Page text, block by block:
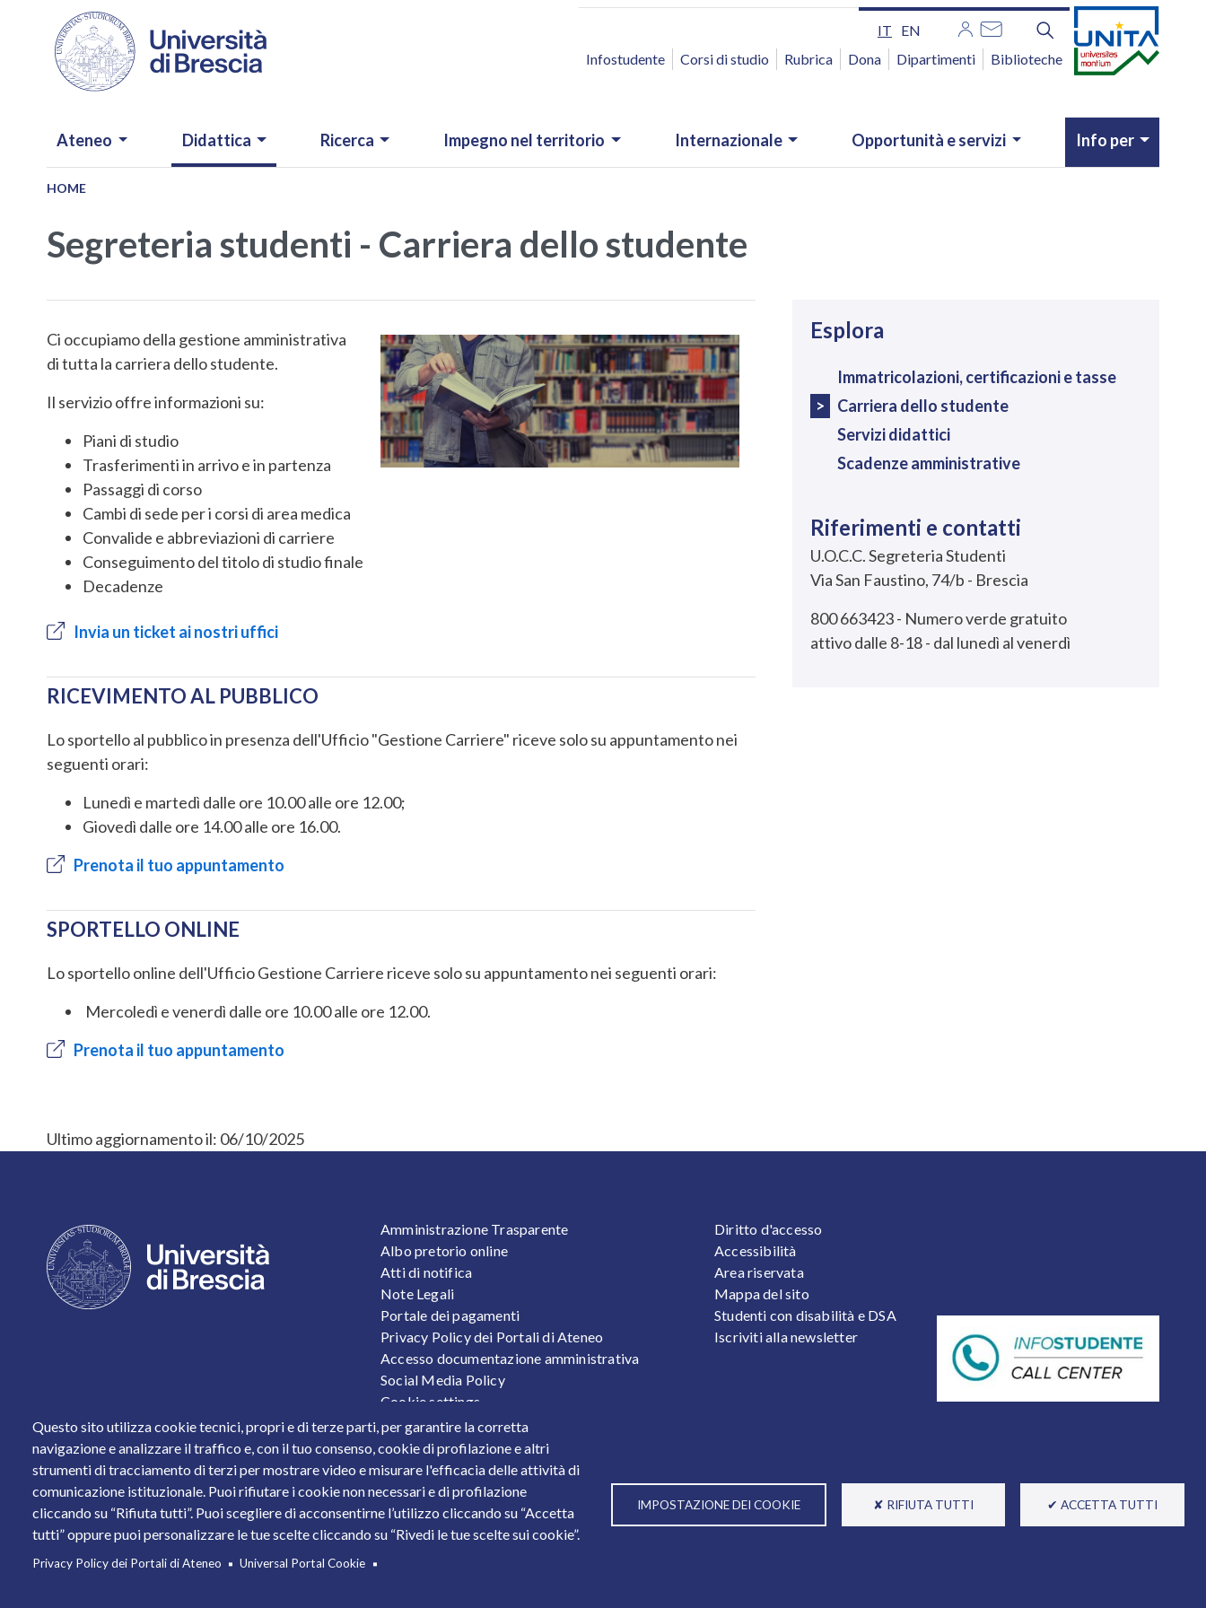
Salta al contenuto principale
IT EN
ACCESSO RAPIDO
Infostudente Corsi di studio Rubrica Dona Dipartimenti Biblioteche
NAVIGAZIONE PRINCIPALE
Ateneo Didattica Ricerca Impegno nel territorio Internazionale Opportunità e servizi Info per
HOME
Segreteria studenti - Carriera dello studente
Ci occupiamo della gestione amministrativa
di tutta la carriera dello studente.
Il servizio offre informazioni su:
Piani di studio
Trasferimenti in arrivo e in partenza
Passaggi di corso
Cambi di sede per i corsi di area medica
Convalide e abbreviazioni di carriere
Conseguimento del titolo di studio finale
Decadenze
Invia un ticket ai nostri uffici
RICEVIMENTO AL PUBBLICO
Lo sportello al pubblico in presenza dell'Ufficio "Gestione Carriere" riceve solo su appuntamento nei
seguenti orari:
Lunedì e martedì dalle ore 10.00 alle ore 12.00;
Giovedì dalle ore 14.00 alle ore 16.00.
Prenota il tuo appuntamento
SPORTELLO ONLINE
Lo sportello online dell'Ufficio Gestione Carriere riceve solo su appuntamento nei seguenti orari:
Mercoledì e venerdì dalle ore 10.00 alle ore 12.00.
Prenota il tuo appuntamento
Esplora
Immatricolazioni, certificazioni e tasse
Carriera dello studente
Servizi didattici
Scadenze amministrative
Riferimenti e contatti
U.O.C.C. Segreteria Studenti
Via San Faustino, 74/b - Brescia
800 663423 - Numero verde gratuito
attivo dalle 8-18 - dal lunedì al venerdì
Ultimo aggiornamento il: 06/10/2025
Questo sito utilizza cookie tecnici, propri e di terze parti, per garantire la corretta
navigazione e analizzare il traffico e, con il tuo consenso, cookie di profilazione e altri
strumenti di tracciamento di terzi per mostrare video e misurare l'efficacia delle attività di
comunicazione istituzionale. Puoi rifiutare i cookie non necessari e di profilazione
cliccando su “Rifiuta tutti”. Puoi scegliere di acconsentirne l’utilizzo cliccando su “Accetta
tutti” oppure puoi personalizzare le tue scelte cliccando su “Rivedi le tue scelte sui cookie”.
Privacy Policy dei Portali di Ateneo Universal Portal Cookie
IMPOSTAZIONE DEI COOKIE ✘ RIFIUTA TUTTI ✔ ACCETTA TUTTI
FOOTER 1
Amministrazione Trasparente
Albo pretorio online
Atti di notifica
Note Legali
Portale dei pagamenti
Privacy Policy dei Portali di Ateneo
Accesso documentazione amministrativa
Social Media Policy
Cookie settings
Protezione Dati Personali
Statistiche
FOOTER 2
Diritto d'accesso
Accessibilità
Area riservata
Mappa del sito
Studenti con disabilità e DSA
Iscriviti alla newsletter
Piazza del Mercato, 15 - 25121 Brescia
Tel. +39 030 2988.1 PEC: ammcentr@cert.unibs.it
Partita IVA: 01773710171 Codice Fiscale: 98007650173
© 2011 Università degli Studi di Brescia